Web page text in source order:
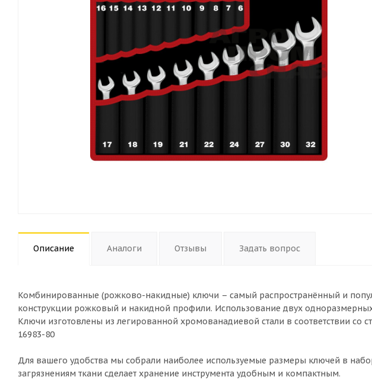
Описание Аналоги Отзывы Задать вопрос
Комбинированные (рожково-накидные) ключи – самый распространённый и
конструкции рожковый и накидной профили. Использование двух
Ключи изготовлены из легированной хромованадиевой стали в соответствии со
16983-80
Для вашего удобства мы собрали наиболее используемые размеры ключей в
загрязнениям ткани сделает хранение инструмента удобным и компактным.